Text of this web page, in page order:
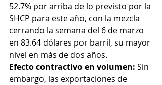
52.7% por arriba de lo previsto por la
SHCP para este año, con la mezcla
cerrando la semana del 6 de marzo
en 83.64 dólares por barril, su mayor
nivel en más de dos años.
Efecto contractivo en volumen: Sin
embargo, las exportaciones de